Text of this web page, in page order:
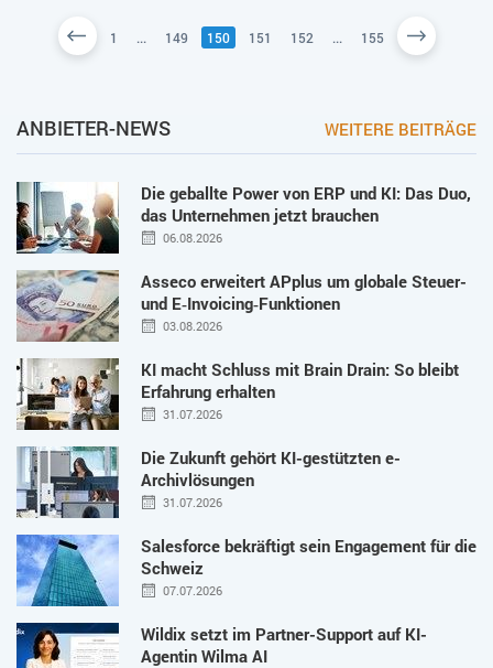
1 ... 149 150 151 152 ... 155
ANBIETER-NEWS WEITERE BEITRÄGE
Die geballte Power von ERP und KI: Das Duo,
das Unternehmen jetzt brauchen
06.08.2026
Asseco erweitert APplus um globale Steuer-
und E‑Invoicing‑Funktionen
03.08.2026
KI macht Schluss mit Brain Drain: So bleibt
Erfahrung erhalten
31.07.2026
Die Zukunft gehört KI-gestützten e-
Archivlösungen
31.07.2026
Salesforce bekräftigt sein Engagement für die
Schweiz
07.07.2026
Wildix setzt im Partner-Support auf KI-
Agentin Wilma AI